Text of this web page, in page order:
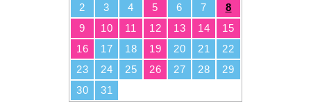
2
3 4 5 6 7
8
9
10 11 12 13 14
15
16
17 18 19 20 21
22
23
24 25 26 27 28
29
30
31